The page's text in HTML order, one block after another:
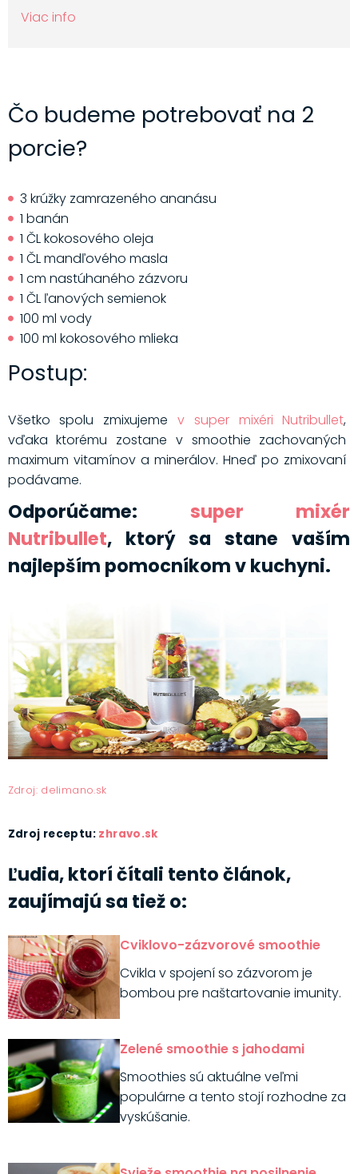
Viac info
Čo budeme potrebovať na 2
porcie?
3 krúžky zamrazeného ananásu
1 banán
1 ČL kokosového oleja
1 ČL mandľového masla
1 cm nastúhaného zázvoru
1 ČL ľanových semienok
100 ml vody
100 ml kokosového mlieka
Postup:
Všetko spolu zmixujeme v super mixéri Nutribullet,
vďaka ktorému zostane v smoothie zachovaných
maximum vitamínov a minerálov. Hneď po zmixovaní
podávame.
Odporúčame: super mixér
Nutribullet, ktorý sa stane vaším
najlepším pomocníkom v kuchyni.
Zdroj: delimano.sk
Zdroj receptu: zhravo.sk
Ľudia, ktorí čítali tento článok,
zaujímajú sa tiež o:
Cviklovo-zázvorové smoothie
Cvikla v spojení so zázvorom je
bombou pre naštartovanie imunity.
Zelené smoothie s jahodami
Smoothies sú aktuálne veľmi
populárne a tento stojí rozhodne za
vyskúšanie.